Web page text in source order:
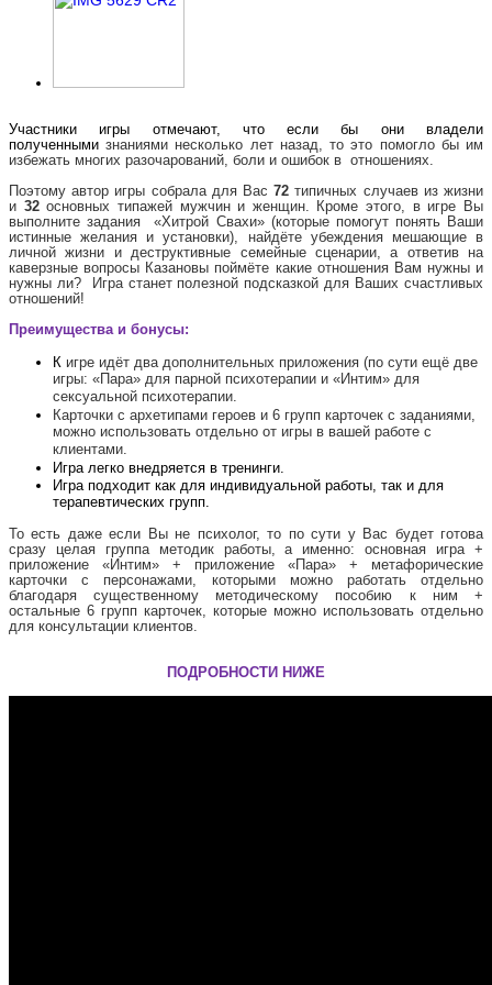
Участники игры отмечают, что если бы они владели
полученными знаниями несколько лет назад, то это помогло бы им
избежать многих разочарований, боли и ошибок в отношениях.
Поэтому автор игры собрала для Вас72 типичных случаев из жизни
и 32основных типажей мужчин и женщин. Кроме этого, в игре Вы
выполните задания «Хитрой Свахи» (которые помогут понять Ваши
истинные желания и установки), найдёте убеждения мешающие в
личной жизни и деструктивные семейные сценарии, а ответив на
каверзные вопросы Казановы поймёте какие отношения Вам нужны и
нужны ли? Игра станет полезной подсказкой для Ваших счастливых
отношений!
Преимущества и бонусы:
К игре идёт два дополнительных приложения (по сути ещё две
игры: «Пара» для парной психотерапии и «Интим» для
сексуальной психотерапии.
Карточки с архетипами героев и 6 групп карточек с заданиями,
можно использовать отдельно от игры в вашей работе с
клиентами.
Игра легко внедряется в тренинги.
Игра подходит как для индивидуальной работы, так и для
терапевтических групп.
То есть даже если Вы не психолог, то по сути у Вас будет готова
сразу целая группа методик работы, а именно: основная игра +
приложение «Интим» + приложение «Пара» + метафорические
карточки с персонажами, которыми можно работать отдельно
благодаря существенному методическому пособию к ним +
остальные 6 групп карточек, которые можно использовать отдельно
для консультации клиентов.
ПОДРОБНОСТИ НИЖЕ